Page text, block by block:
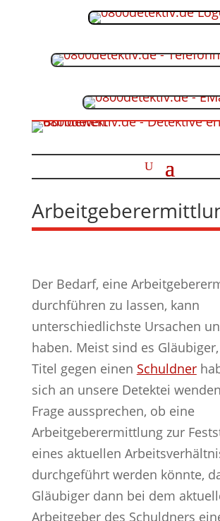
Der Bedarf, eine
durchführen zu lassen, kann
unterschiedlichste Ursachen
haben. Meist sind es
Titel gegen einen Schuldner
sich an unsere Detektei
Frage aussprechen, ob eine
Arbeitgeberermittlung zur
eines aktuellen
durchgeführt werden könnte,
Gläubiger dann bei dem
Arbeitgeber des Schuldners